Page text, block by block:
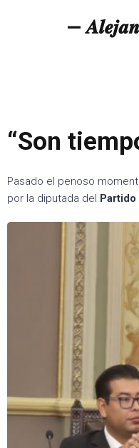
—
“Son
Pasado el penoso
por la diputada del